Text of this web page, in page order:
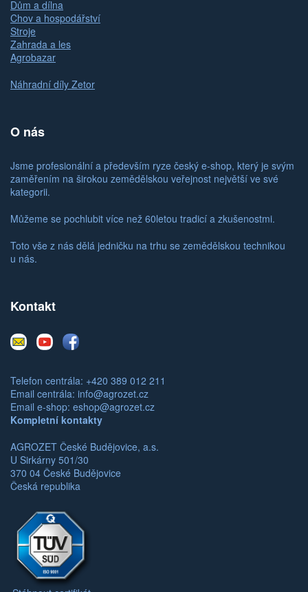
Dům a dílna
Chov a hospodářství
Stroje
Zahrada a les
Agrobazar
Náhradní díly Zetor
O nás
Jsme profesionální a především ryze český e-shop, který je svým
zaměřením na širokou zemědělskou veřejnost největší ve své
kategorii.
Můžeme se pochlubit více než 60letou tradicí a zkušenostmi.
Toto vše z nás dělá jedničku na trhu se zemědělskou technikou
u nás.
Kontakt
E-
mail
YoutubeFacebook
Telefon centrála: +420 389 012 211
Email centrála: info@agrozet.cz
Email e-shop: eshop@agrozet.cz
Kompletní kontakty
AGROZET České Budějovice, a.s.
U Sirkárny 501/30
370 04 České Budějovice
Česká republika